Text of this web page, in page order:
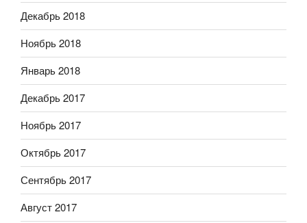
Декабрь 2018
Ноябрь 2018
Январь 2018
Декабрь 2017
Ноябрь 2017
Октябрь 2017
Сентябрь 2017
Август 2017